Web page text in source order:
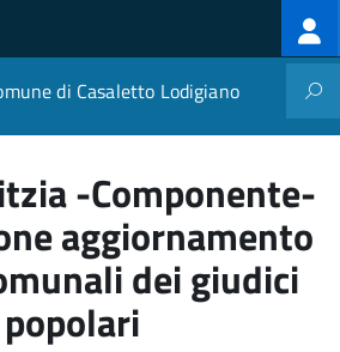
principale
di Casaletto Lodigiano
-Componente-
aggiornamento
dei giudici
popolari